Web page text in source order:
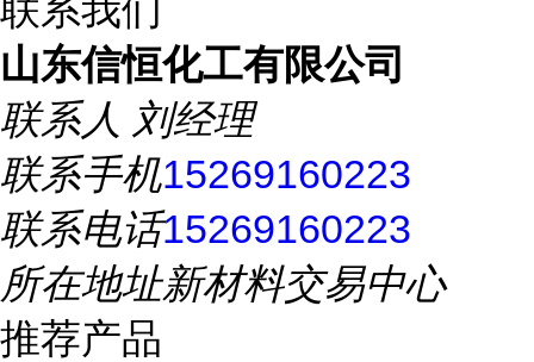
联系我们
山东信恒化工有限公司
联系人 刘经理
联系手机15269160223
联系电话15269160223
所在地址新材料交易中心
推荐产品